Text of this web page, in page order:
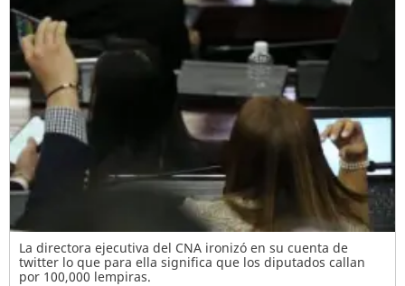
La directora ejecutiva del CNA ironizó en su cuenta de
twitter lo que para ella significa que los diputados callan
por 100,000 lempiras.